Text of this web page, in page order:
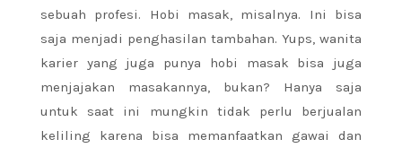
sebuah profesi. Hobi masak, misalnya. Ini bisa
saja menjadi penghasilan tambahan. Yups, wanita
karier yang juga punya hobi masak bisa juga
menjajakan masakannya, bukan? Hanya saja
untuk saat ini mungkin tidak perlu berjualan
keliling karena bisa memanfaatkan gawai dan